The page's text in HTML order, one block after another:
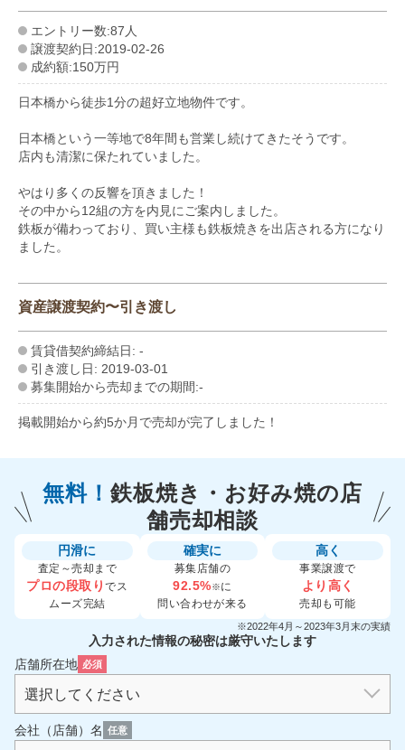
エントリー数:87人
譲渡契約日:2019-02-26
成約額:150万円
日本橋から徒歩1分の超好立地物件です。
日本橋という一等地で8年間も営業し続けてきたそうです。
店内も清潔に保たれていました。
やはり多くの反響を頂きました！
その中から12組の方を内見にご案内しました。
鉄板が備わっており、買い主様も鉄板焼きを出店される方になり
ました。
資産譲渡契約〜引き渡し
賃貸借契約締結日: -
引き渡し日: 2019-03-01
募集開始から売却までの期間:-
掲載開始から約5か月で売却が完了しました！
無料！鉄板焼き・お好み焼の店
舗売却相談
円滑に
査定～売却まで
プロの段取りでス
ムーズ完結
確実に
募集店舗の
92.5%※に
問い合わせが来る
高く
事業譲渡で
より高く
売却も可能
※2022年4月～2023年3月末の実績
入力された情報の秘密は厳守いたします
店舗所在地 必須
会社（店舗）名 任意